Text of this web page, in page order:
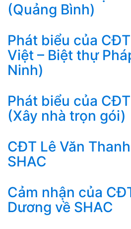
(Quảng Bình)
Phát biểu của
Việt – Biệt thự
Ninh)
Phát biểu của
(Xây nhà trọn gói)
CĐT Lê Văn
SHAC
Cảm nhận của
Dương về SHAC